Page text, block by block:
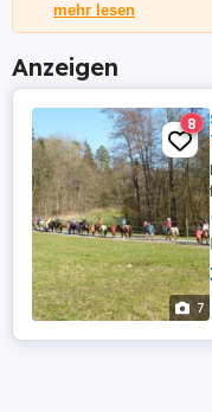
mehr lesen
Anzeigen
7
8